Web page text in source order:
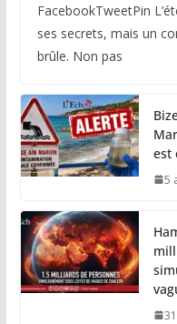
FacebookTweetPin
ses secrets, mais un
brûle. Non pas
est
5